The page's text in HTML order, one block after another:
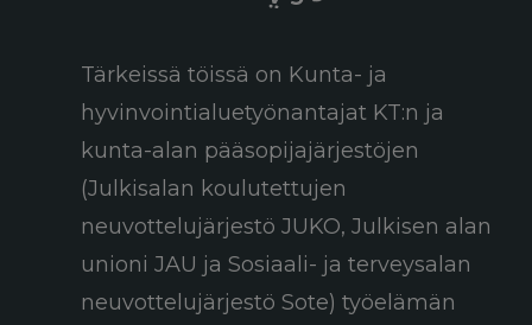
Tärkeissä töissä on Kunta- ja
hyvinvointialuetyönantajat KT:n ja
kunta-alan pääsopijajärjestöjen
(Julkisalan koulutettujen
neuvottelujärjestö JUKO, Julkisen alan
unioni JAU ja Sosiaali- ja terveysalan
neuvottelujärjestö Sote) työelämän